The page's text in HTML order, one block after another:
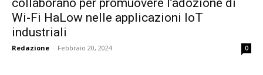
Wi-Fi HaLow nelle applicazioni IoT
industriali
Redazione - Febbraio 20, 2024 0